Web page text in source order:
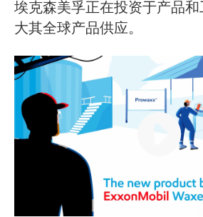
埃克森美孚正在投资于产品
大其全球产品供应。